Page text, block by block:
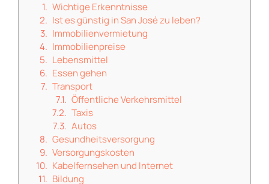
Wichtige Erkenntnisse
Ist es günstig in San José zu leben?
Immobilienvermietung
Immobilienpreise
Lebensmittel
Essen gehen
Transport
Öffentliche Verkehrsmittel
Taxis
Autos
Gesundheitsversorgung
Versorgungskosten
Kabelfernsehen und Internet
Bildung